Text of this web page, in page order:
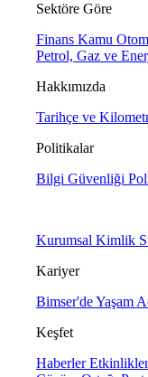
Sektöre Göre
Finans Kamu
Petrol, Gaz ve
Hakkımızda
Tarihçe ve
Politikalar
Bilgi Güvenliği
Kurumsal Kimlik
Kariyer
Bimser'de Yaşam
Keşfet
Haberler Etkinlikler